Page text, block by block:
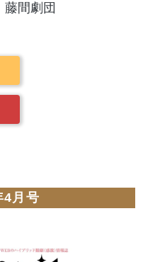
藤間劇団
月号